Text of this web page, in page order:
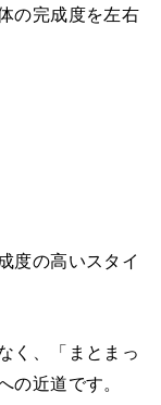
の完成度を左右
度の高いスタイ
く、「まとまっ
の近道です。